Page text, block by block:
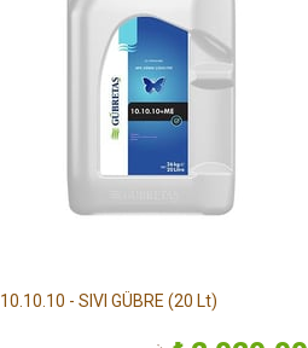
10.10.10 - SIVI GÜBRE (20 Lt)